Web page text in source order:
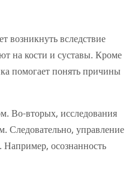
возникнуть вследствие
на кости и суставы. Кроме
помогает понять причины
Во-вторых, исследования
Следовательно, управление
Например, осознанность